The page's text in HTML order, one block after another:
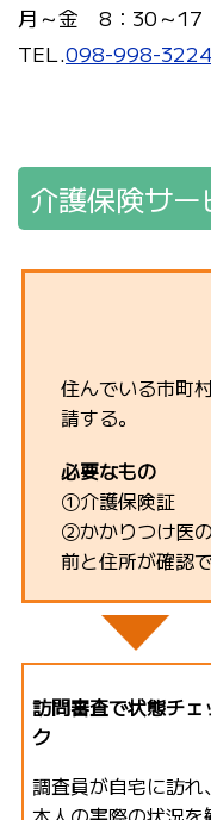
月～金 8：30～
TEL.098-998-3224
介護保険サ
住んでいる市町
請する。
必要なもの
①介護保険証
②かかりつけ医
前と住所が確認
訪問審査で状態チェ
ク
調査員が自宅に訪れ、